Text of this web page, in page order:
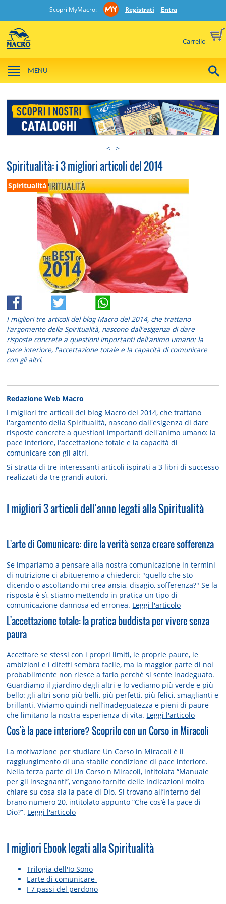
Scopri MyMacro: Registrati Entra
Carrello
MENU
< >
Spiritualità: i 3 migliori articoli del 2014
Spiritualità
I migliori tre articoli del blog Macro del 2014, che trattano
l'argomento della Spiritualità, nascono dall'esigenza di dare
risposte concrete a questioni importanti dell'animo umano: la
pace interiore, l'accettazione totale e la capacità di comunicare
con gli altri.
Redazione Web Macro
I migliori tre articoli del blog Macro del 2014, che trattano
l'argomento della Spiritualità, nascono dall'esigenza di dare
risposte concrete a questioni importanti dell'animo umano: la
pace interiore, l'accettazione totale e la capacità di
comunicare con gli altri.
Si stratta di tre interessanti articoli ispirati a 3 libri di successo
realizzati da tre grandi autori.
I migliori 3 articoli dell'anno legati alla Spiritualità
L'arte di Comunicare: dire la verità senza creare sofferenza
Se impariamo a pensare alla nostra comunicazione in termini
di nutrizione ci abitueremo a chiederci: "quello che sto
dicendo o ascoltando mi crea ansia, disagio, sofferenza?" Se la
risposta è sì, stiamo mettendo in pratica un tipo di
comunicazione dannosa ed erronea. Leggi l'articolo
L'accettazione totale: la pratica buddista per vivere senza
paura
Accettare se stessi con i propri limiti, le proprie paure, le
ambizioni e i difetti sembra facile, ma la maggior parte di noi
probabilmente non riesce a farlo perché si sente inadeguato.
Guardiamo il giardino degli altri e lo vediamo più verde e più
bello: gli altri sono più belli, più perfetti, più felici, smaglianti e
brillanti. Viviamo quindi nell’inadeguatezza e pieni di paure
che limitano la nostra esperienza di vita. Leggi l'articolo
Cos'è la pace interiore? Scoprilo con un Corso in Miracoli
La motivazione per studiare Un Corso in Miracoli è il
raggiungimento di una stabile condizione di pace interiore.
Nella terza parte di Un Corso n Miracoli, intitolata “Manuale
per gli insegnanti”, vengono fornite delle indicazioni molto
chiare su cosa sia la pace di Dio. Si trovano all’interno del
brano numero 20, intitolato appunto “Che cos’è la pace di
Dio?”. Leggi l'articolo
I migliori Ebook legati alla Spiritualità
Trilogia dell'Io Sono
L'arte di comunicare
I 7 passi del perdono